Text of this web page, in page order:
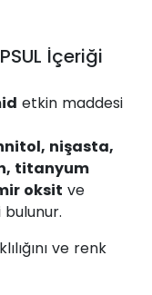
İçeriği
etkin maddesi
nişasta,
titanyum
oksit ve
ve renk